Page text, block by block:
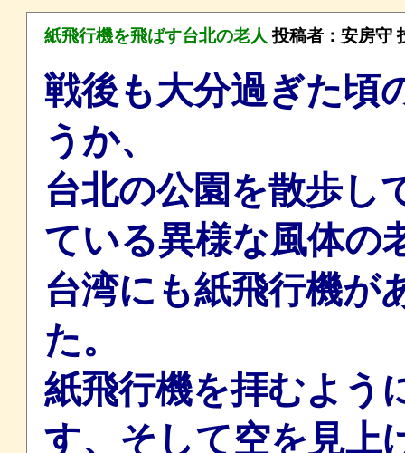
紙飛行機を飛ばす台北の老人 投稿者：安房守
戦後も大分過ぎた頃
うか、
台北の公園を散歩し
ている異様な風体の
台湾にも紙飛行機が
た。
紙飛行機を拝むよう
す、そして空を見上